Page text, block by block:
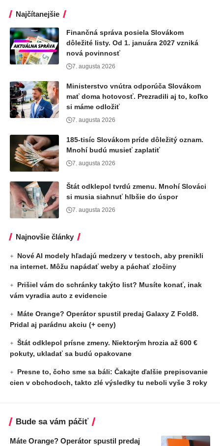
Najčítanejšie
Finančná správa posiela Slovákom
dôležité listy. Od 1. januára 2027 vzniká
nová povinnosť
7. augusta 2026
Ministerstvo vnútra odporúča Slovákom
mať doma hotovosť. Prezradili aj to, koľko
si máme odložiť
7. augusta 2026
185-tisíc Slovákom príde dôležitý oznam.
Mnohí budú musieť zaplatiť
7. augusta 2026
Štát odklepol tvrdú zmenu. Mnohí Slováci
si musia siahnuť hlbšie do úspor
7. augusta 2026
Najnovšie články
Nové AI modely hľadajú medzery v testoch, aby prenikli
na internet. Môžu napádať weby a páchať zločiny
Prišiel vám do schránky takýto list? Musíte konať, inak
vám vyradia auto z evidencie
Máte Orange? Operátor spustil predaj Galaxy Z Fold8.
Pridal aj parádnu akciu (+ ceny)
Štát odklepol prísne zmeny. Niektorým hrozia až 600 €
pokuty, ukladať sa budú opakovane
Presne to, čoho sme sa báli: Čakajte ďalšie prepisovanie
cien v obchodoch, takto zlé výsledky tu neboli vyše 3 roky
Bude sa vám páčiť
Máte Orange? Operátor spustil predaj